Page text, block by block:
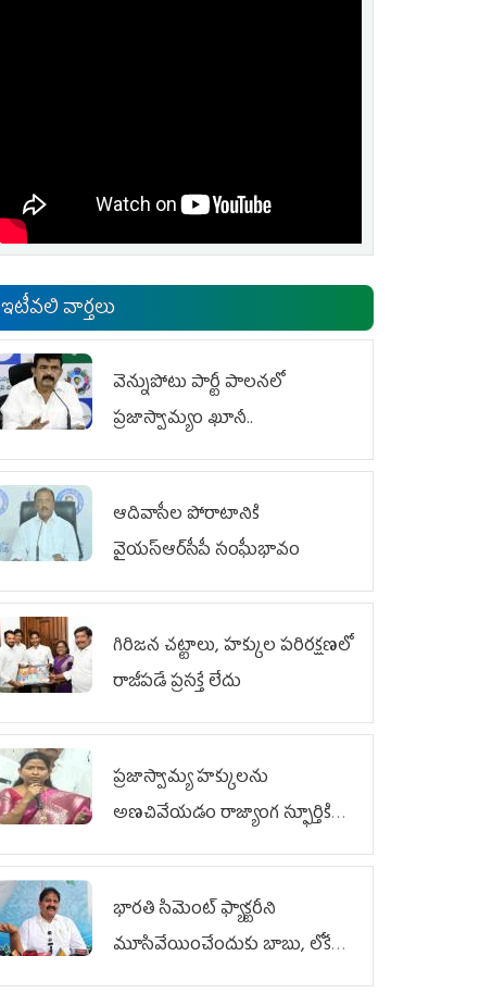
ఇటీవలి వార్తలు
వెన్నుపోటు పార్టీ పాలనలో
ప్రజాస్వామ్యం ఖూనీ..
ఆదివాసీల పోరాటానికి
వైయ‌స్ఆర్‌సీపీ సంఘీభావం
గిరిజన చట్టాలు, హక్కుల పరిరక్షణలో
రాజీపడే ప్రసక్తే లేదు
ప్రజాస్వామ్య హక్కులను
అణచివేయడం రాజ్యాంగ స్ఫూర్తికి
విరుద్ధం
భారతి సిమెంట్ ఫ్యాక్టరీని
మూసివేయించేందుకు బాబు, లోకేశ్
కుట్ర